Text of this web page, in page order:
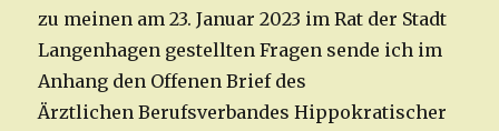
zu meinen am 23. Januar 2023 im Rat der Stadt
Langenhagen gestellten Fragen sende ich im
Anhang den Offenen Brief des
Ärztlichen Berufsverbandes Hippokratischer